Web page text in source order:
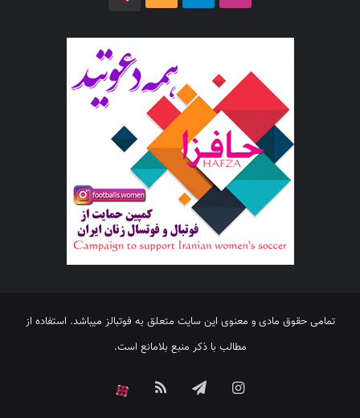
تمامی حقوق مادی و معنوی این سایت متعلق به فوتبالز میباشد. استفاده از
مطالب با ذکر منبع بلامانع است.
اینستاگرامتلگرام خوراک